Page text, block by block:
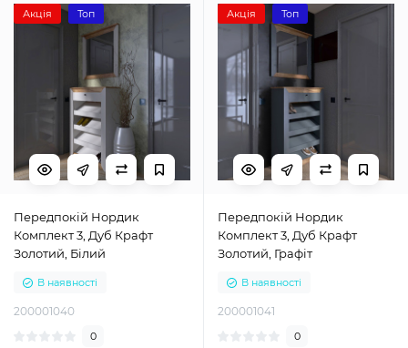
Акція Топ
Передпокій Нордик
Комплект 3, Дуб Крафт
Золотий, Білий
В наявності
200001040
0
Акція Топ
Передпокій Нордик
Комплект 3, Дуб Крафт
Золотий, Графіт
В наявності
200001041
0